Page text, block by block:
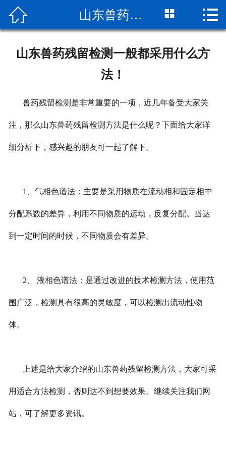
网站首页
荣誉资质
联系我们
 山东兽药残留检测一般都采用什么方法！  
山东兽药残留检测一般都采用什么方
法！
兽药残留检测是非常重要的一项，近几年备受大家关
注，那么山东兽药残留检测方法是什么呢？下面给大家详
细分析下，感兴趣的朋友可一起了解下。
1、气相色谱法：主要是采用物质在流动相和固定相中
分配系数的差异，利用不同物质的运动，反复分配。当达
到一定时间的时候，不同物质会有差异。
2、 液相色谱法：是通过改进的技术检测方法，使用范
围广泛，检测具有很高的灵敏度，可以检测出流动性物
体。
上述是给大家介绍的山东兽药残留检测方法，大家可采
用适合方法检测，否则达不到想要效果。继续关注我们网
站，可了解更多资讯。